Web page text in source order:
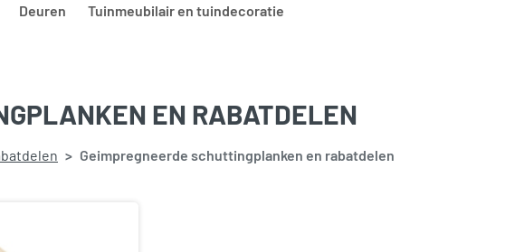
Deuren Tuinmeubilair en tuindecoratie
EN RABATDELEN
Geimpregneerde schuttingplanken en rabatdelen